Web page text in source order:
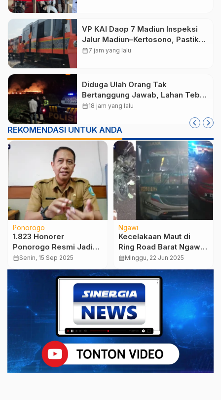
VP KAI Daop 7 Madiun Inspeksi
Jalur Madiun–Kertosono, Pastikan
Keselamatan Perjalanan Kereta
calendar_month7 jam yang lalu
Diduga Ulah Orang Tak
Bertanggung Jawab, Lahan Tebu
Seluas 2 Hektare di Plunturan
calendar_month18 jam yang lalu
REKOMENDASI UNTUK ANDA
Ponorogo
1.823 Honorer
Ponorogo Resmi Jadi
PPPK Paruh Waktu
calendar_monthSenin, 15 Sep 2025
Ngawi
Kecelakaan Maut di
Ring Road Barat Ngawi,
Satu Pengendara
Tewas di Tempat
calendar_monthMinggu, 22 Jun 2025